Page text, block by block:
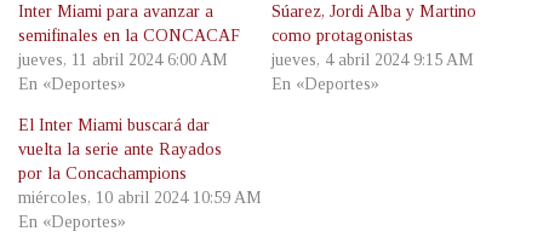
Inter Miami para avanzar a
semifinales en la CONCACAF
jueves, 11 abril 2024 6:00 AM
En «Deportes»
Súarez, Jordi Alba y Martino
como protagonistas
jueves, 4 abril 2024 9:15 AM
En «Deportes»
El Inter Miami buscará dar
vuelta la serie ante Rayados
por la Concachampions
miércoles, 10 abril 2024 10:59 AM
En «Deportes»